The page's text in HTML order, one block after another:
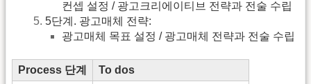
컨셉 설정 / 광고크리에이티브 전략과 전술 수립
5단계. 광고매체 전략:
광고매체 목표 설정 / 광고매체 전략과 전술 수립
Process 단계
To dos